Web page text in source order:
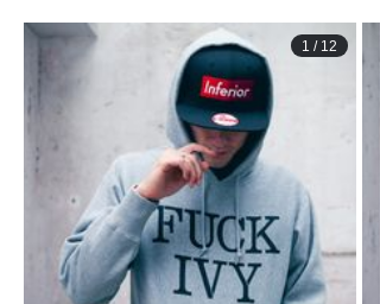
КОЛЛЕКЦИЮ ОДЕЖДЫ
1 / 12